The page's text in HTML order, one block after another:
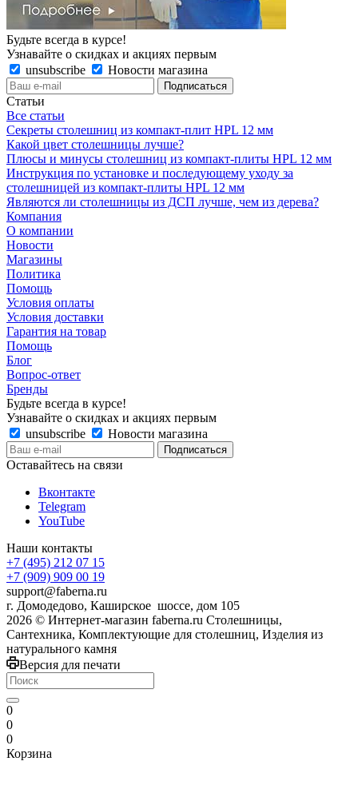
Будьте всегда в курсе!
Узнавайте о скидках и акциях первым
unsubscribe
Новости магазина
Статьи
Все статьи
Секреты столешниц из компакт-плит HPL 12 мм
Какой цвет столешницы лучше?
Плюсы и минусы столешниц из компакт-плиты HPL 12 мм
Инструкция по установке и последующему уходу за
столешницей из компакт-плиты HPL 12 мм
Являются ли столешницы из ДСП лучше, чем из дерева?
Компания
О компании
Новости
Магазины
Политика
Помощь
Условия оплаты
Условия доставки
Гарантия на товар
Помощь
Блог
Вопрос-ответ
Бренды
Будьте всегда в курсе!
Узнавайте о скидках и акциях первым
unsubscribe
Новости магазина
Оставайтесь на связи
Вконтакте
Telegram
YouTube
Наши контакты
+7 (495) 212 07 15
+7 (909) 909 00 19
support@faberna.ru
г. Домодедово, Каширское шоссе, дом 105
2026 © Интернет-магазин faberna.ru Столешницы,
Сантехника, Комплектующие для столешниц, Изделия из
натурального камня
Версия для печати
0
0
0
Корзина